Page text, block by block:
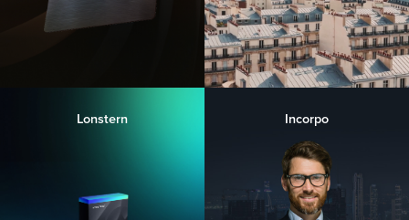
Lonstern Incorpo